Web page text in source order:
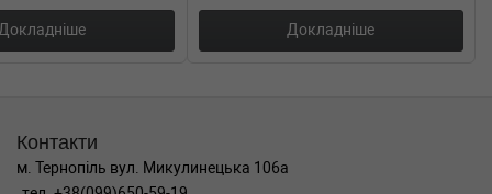
Докладніше Докладніше
Контакти
м. Тернопіль вул. Микулинецька 106а